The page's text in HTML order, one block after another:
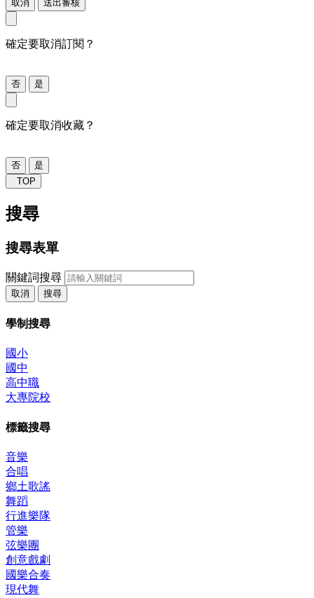
取消 送出審核
確定要取消訂閱？
否 是
確定要取消收藏？
否
是
TOP
搜尋
搜尋表單
關鍵詞搜尋
取消 搜尋
學制搜尋
國小
國中
高中職
大專院校
標籤搜尋
音樂
合唱
鄉土歌謠
舞蹈
行進樂隊
管樂
弦樂團
創意戲劇
國樂合奏
現代舞